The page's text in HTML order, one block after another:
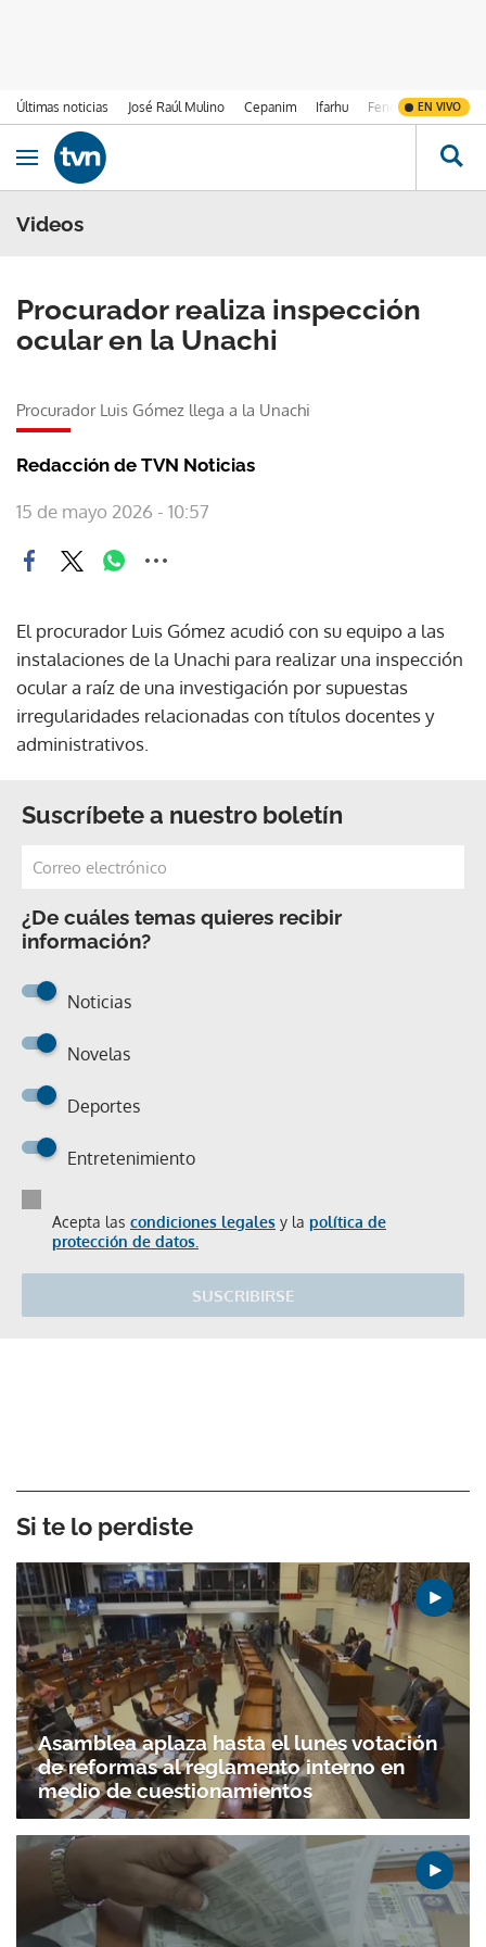
Últimas noticias José Raúl Mulino Cepanim Ifarhu Fenómeno de El
EN VIVO
Ir al contenido
Obrir navegació
Videos
Procurador realiza inspección
ocular en la Unachi
Procurador Luis Gómez llega a la Unachi
Redacción de TVN Noticias
15 de mayo 2026 - 10:57
El procurador Luis Gómez acudió con su equipo a las
instalaciones de la Unachi para realizar una inspección
ocular a raíz de una investigación por supuestas
irregularidades relacionadas con títulos docentes y
administrativos.
Suscríbete a nuestro boletín
¿De cuáles temas quieres recibir
información?
Noticias
Novelas
Deportes
Entretenimiento
Acepta las condiciones legales y la política de
protección de datos.
SUSCRIBIRSE
Si te lo perdiste
Asamblea aplaza hasta el lunes votación
de reformas al reglamento interno en
medio de cuestionamientos